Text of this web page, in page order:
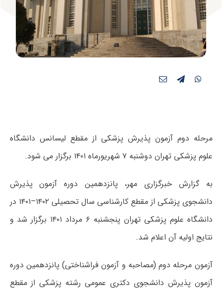
مرحله دوم آزمون پذیرش پزشکی از مقطع لیسانس دانشگاه
علوم پزشکی تهران دوشنبه ۷ شهریورماه ۱۴۰۱ برگزار می شود.
به گزارش خبرگزاری مهر، پانزدهمین دوره آزمون پذیرش
دانشجوی پزشکی از مقطع کارشناسی سال تحصیلی ۱۴۰۲–۱۴۰۱ در
دانشگاه علوم پزشکی تهران پنجشنبه ۶ مرداد ۱۴۰۱ برگزار شد و
نتایج اولیه آن اعلام شد.
آزمون مرحله دوم (مصاحبه و آزمون فراشناختی) پانزدهمین دوره
آزمون پذیرش دانشجوی دکتری عمومی رشته پزشکی از مقطع